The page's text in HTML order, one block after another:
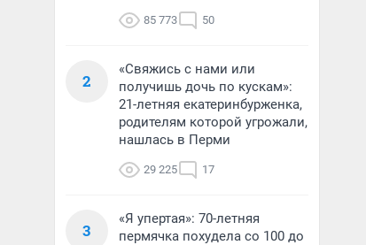
85 773 50
2
«Свяжись с нами или
получишь дочь по кускам»:
21-летняя екатеринбурженка,
родителям которой угрожали,
нашлась в Перми
29 225 17
3
«Я упертая»: 70-летняя
пермячка похудела со 100 до